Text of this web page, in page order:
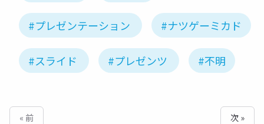
#プレゼンテーション #ナツゲーミカド
#スライド #プレゼンツ #不明
« 前 次 »